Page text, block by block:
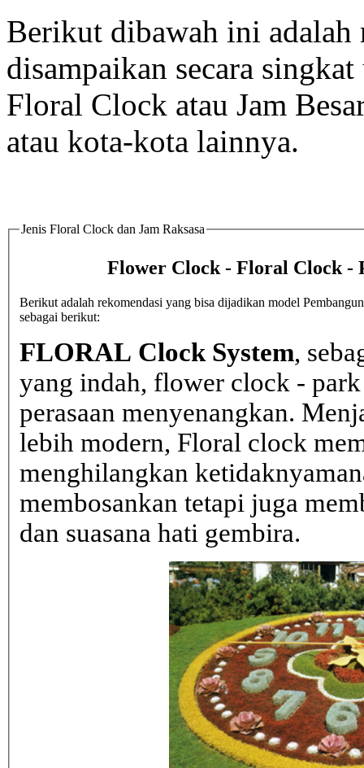
Berikut dibawah ini adalah
disampaikan secara
Floral Clock atau Jam
atau kota-kota lainnya.
Jenis Floral Clock dan Jam Raksasa
Flower Clock - Floral Clock -
Berikut adalah rekomendasi yang bisa dijadikan model
sebagai berikut:
FLORAL Clock System,
yang indah, flower clock -
perasaan menyenangkan.
lebih modern, Floral clock
menghilangkan
membosankan tetapi juga
dan suasana hati gembira.